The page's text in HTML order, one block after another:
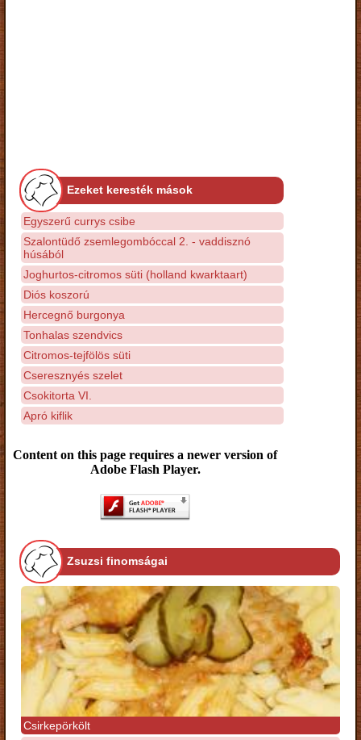
Ezeket keresték mások
Egyszerű currys csibe
Szalontüdő zsemlegombóccal 2. - vaddisznó
húsából
Joghurtos-citromos süti (holland kwarktaart)
Diós koszorú
Hercegnő burgonya
Tonhalas szendvics
Citromos-tejfölös süti
Cseresznyés szelet
Csokitorta VI.
Apró kiflik
Content on this page requires a newer version of
Adobe Flash Player.
Zsuzsi finomságai
Csirkepörkölt